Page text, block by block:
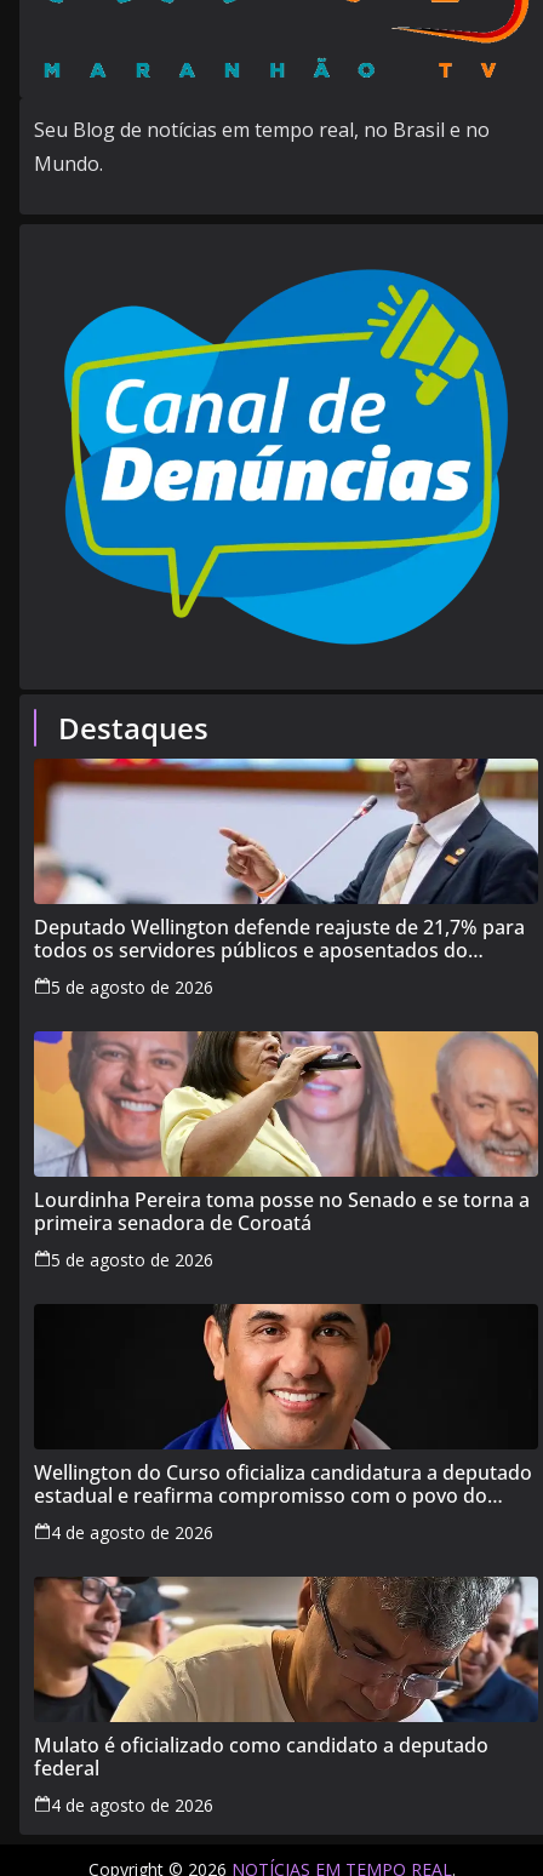
Seu Blog de notícias em tempo real, no Brasil e no
Mundo.
Destaques
Deputado Wellington defende reajuste de 21,7% para
todos os servidores públicos e aposentados do
Maranhão
5 de agosto de 2026
Lourdinha Pereira toma posse no Senado e se torna a
primeira senadora de Coroatá
5 de agosto de 2026
Wellington do Curso oficializa candidatura a deputado
estadual e reafirma compromisso com o povo do
Maranhão
4 de agosto de 2026
Mulato é oficializado como candidato a deputado
federal
4 de agosto de 2026
Copyright © 2026 NOTÍCIAS EM TEMPO REAL.